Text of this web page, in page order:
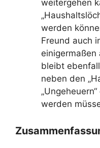
weitergehen
werden
Freund auch
einigermaßen
bleibt
neben den
werden